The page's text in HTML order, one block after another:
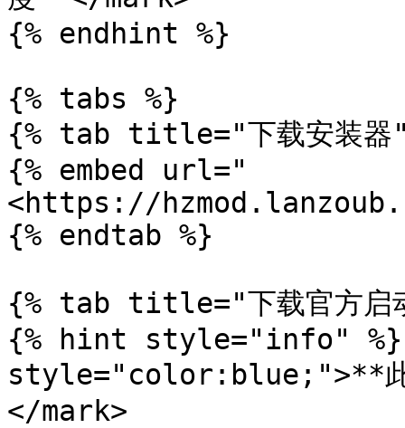
{% endhint %}
{% tabs %}
{% tab title="下载安装器
{% embed url="
<https://
{% endtab %}
{% tab title="下载官方启
{% hint style="info" %}
style="color:blue;">**此
</mark>